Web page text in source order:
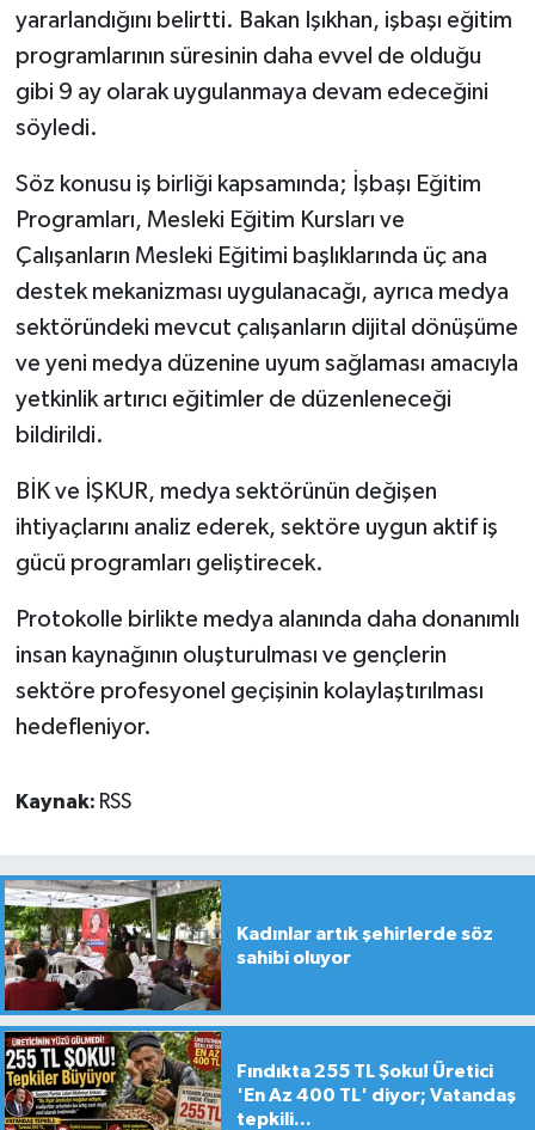
yararlandığını belirtti. Bakan Işıkhan, işbaşı eğitim
programlarının süresinin daha evvel de olduğu
gibi 9 ay olarak uygulanmaya devam edeceğini
söyledi.
Söz konusu iş birliği kapsamında; İşbaşı Eğitim
Programları, Mesleki Eğitim Kursları ve
Çalışanların Mesleki Eğitimi başlıklarında üç ana
destek mekanizması uygulanacağı, ayrıca medya
sektöründeki mevcut çalışanların dijital dönüşüme
ve yeni medya düzenine uyum sağlaması amacıyla
yetkinlik artırıcı eğitimler de düzenleneceği
bildirildi.
BİK ve İŞKUR, medya sektörünün değişen
ihtiyaçlarını analiz ederek, sektöre uygun aktif iş
gücü programları geliştirecek.
Protokolle birlikte medya alanında daha donanımlı
insan kaynağının oluşturulması ve gençlerin
sektöre profesyonel geçişinin kolaylaştırılması
hedefleniyor.
Kaynak: RSS
Kadınlar artık şehirlerde söz
sahibi oluyor
Fındıkta 255 TL Şoku! Üretici
'En Az 400 TL' diyor; Vatandaş
tepkili...